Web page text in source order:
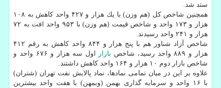
ستد شد.
همچنین شاخص كل (هم وزن) با یك هزار و ۴۲۷ واحد كاهش به ۱۰۸
هزار و ۱۷۳ واحد و شاخص قیمت (هم وزن) با ۹۵۳ واحد افت به ۷۲
هزار و ۲۴۱ واحد رسیدند.
شاخص آزاد شناور هم با پنج هزار و ۸۴۴ واحد كاهش به رقم ۴۱۲
هزار و ۸۸۹ واحد رسید، شاخص
بازار
اول سه هزار و ۶۷۶ واحد و
شاخص بازار دوم ۱۰ هزار و ۱۶۴ واحد كاهش داشتند.
علاوه بر این در میان تمامی نمادها، نماد پالایش نفت تهران (شتران)
با ۱۶ واحد و سرمایه گذاری بهمن (وبمهن) با هفت واحد بیشترین